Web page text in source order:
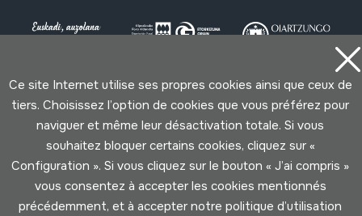
Conditions d'Utilisation
Politique de Privacité
Cookies politique
Développé par Lotura
Ce site Internet utilise ses propres cookies ainsi que ceux de
tiers. Choisissez l’option de cookies que vous préférez pour
naviguer et même leur désactivation totale. Si vous
souhaitez bloquer certains cookies, cliquez sur «
Configuration ». Si vous cliquez sur le bouton « J’ai compris »
vous consentez à accepter les cookies mentionnés
précédemment, et à accepter notre politique d’utilisation